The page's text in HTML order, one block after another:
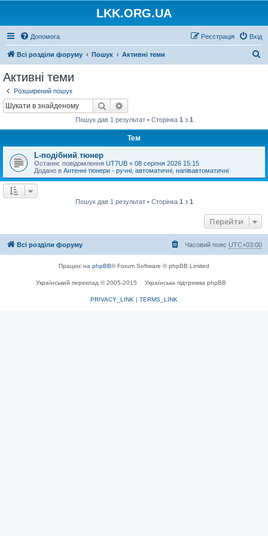
LKK.ORG.UA
Допомога Вхід
Реєстрація
Всі розділи форуму Пошук Активні теми
Активні теми
Розширений пошук
Пошук
Пошук дав 1 результат • Сторінка 1 з 1
Тем
L-подібний тюнер
Останнє повідомлення UT7UB « 08 серпня 2026 15:15
Додано в Антенні тюнери - ручні, автоматичні, напівавтоматичні
Пошук дав 1 результат • Сторінка 1 з 1
Перейти
Всі розділи форуму Часовий пояс UTC+03:00
Працює на phpBB® Forum Software © phpBB Limited
Український переклад © 2005-2015 Українська підтримка phpBB
PRIVACY_LINK | TERMS_LINK